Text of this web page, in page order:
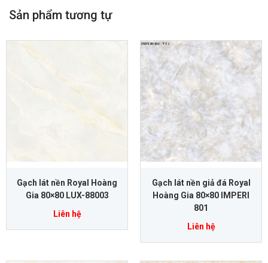
Sản phẩm tương tự
Gạch lát nền Royal Hoàng
Gia 80×80 LUX-88003
Liên hệ
Gạch lát nền giả đá Royal
Hoàng Gia 80×80 IMPERI
801
Liên hệ